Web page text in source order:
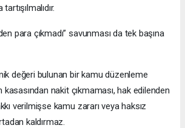
para çıkmadı” savunması da tek başına
değeri bulunan bir kamu düzenleme
kasasından nakit çıkmaması, hak edilenden
verilmişse kamu zararı veya haksız
kaldırmaz.